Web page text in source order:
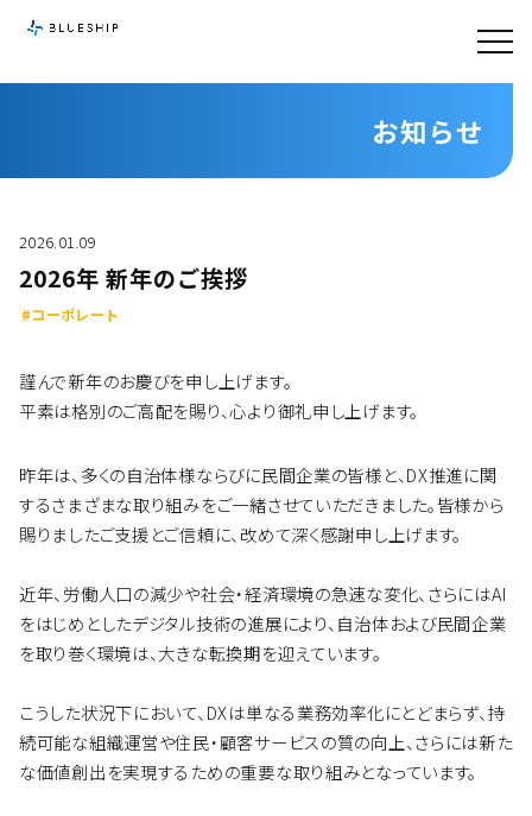
お知らせ
2026.01.09
2026年 新年のご挨拶
#コーポレート
謹んで新年のお慶びを申し上げます。
平素は格別のご高配を賜り、心より御礼申し上げます。
昨年は、多くの自治体様ならびに民間企業の皆様と、DX推進に関
するさまざまな取り組みをご一緒させていただきました。皆様から
賜りましたご支援とご信頼に、改めて深く感謝申し上げます。
近年、労働人口の減少や社会・経済環境の急速な変化、さらにはAI
をはじめとしたデジタル技術の進展により、自治体および民間企業
を取り巻く環境は、大きな転換期を迎えています。
こうした状況下において、DXは単なる業務効率化にとどまらず、持
続可能な組織運営や住民・顧客サービスの質の向上、さらには新た
な価値創出を実現するための重要な取り組みとなっています。